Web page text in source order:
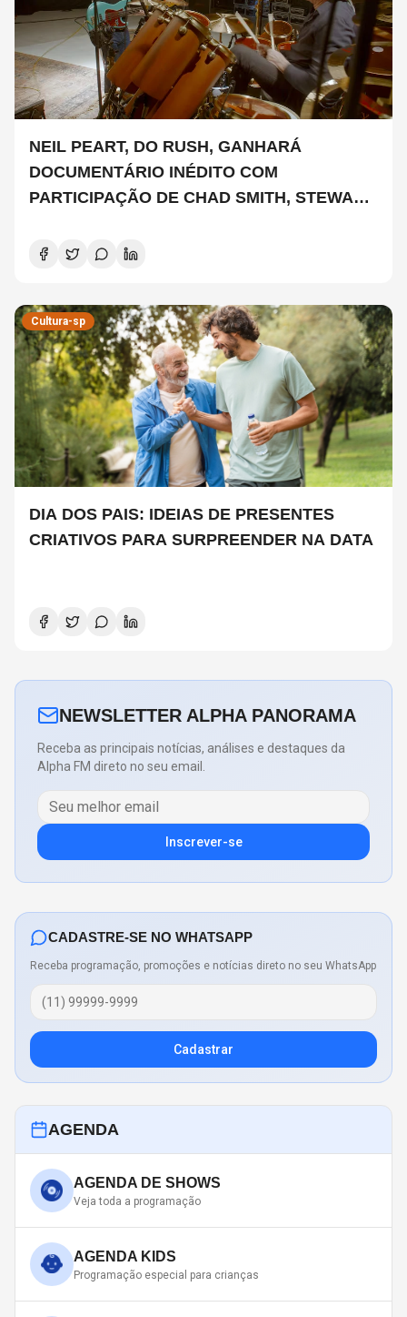
NEIL PEART, DO RUSH, GANHARÁ
DOCUMENTÁRIO INÉDITO COM
PARTICIPAÇÃO DE CHAD SMITH, STEWART
Cultura-sp
DIA DOS PAIS: IDEIAS DE PRESENTES
CRIATIVOS PARA SURPREENDER NA DATA
NEWSLETTER ALPHA PANORAMA
Receba as principais notícias, análises e destaques da
Alpha FM direto no seu email.
Inscrever-se
CADASTRE-SE NO WHATSAPP
Receba programação, promoções e notícias direto no seu WhatsApp
Cadastrar
AGENDA
AGENDA DE SHOWS
Veja toda a programação
AGENDA KIDS
Programação especial para crianças